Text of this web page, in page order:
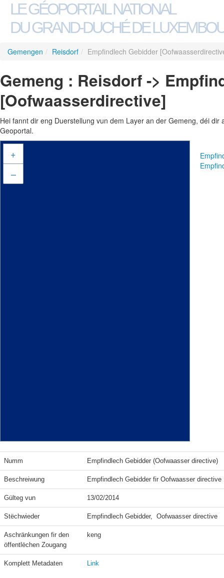
LE GÉOPORTAIL NATIONAL
DU GRAND-DUCHÉ DE
Gemengen / Reisdorf / Empfindlech Gebidder
Gemeng : Reisdorf ->
[Oofwaasserdirective]
Hei fannt dir eng Duerstellung vun dem Layer an der Gemeng, déi
Geoportal.
+
–
Numm Empfindlech Gebidder (Oofwaasser directive)
Beschreiwung Empfindlech Gebidder fir Oofwaasser directive
Gülteg vun 13/02/2014
Stëchwieder Empfindlech Gebidder,  Oofwaasser directive
Aschränkungen fir den
öffentlëchen Zougang
keng
Komplett Metadaten Link